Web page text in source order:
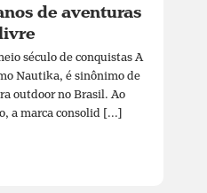
de aventuras
século de conquistas A
Nautika, é sinônimo de
outdoor no Brasil. Ao
a marca consolid [...]